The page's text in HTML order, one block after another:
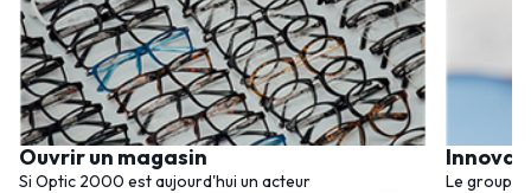
Ouvrir un magasin
Si Optic 2000 est aujourd'hui un acteur
Le